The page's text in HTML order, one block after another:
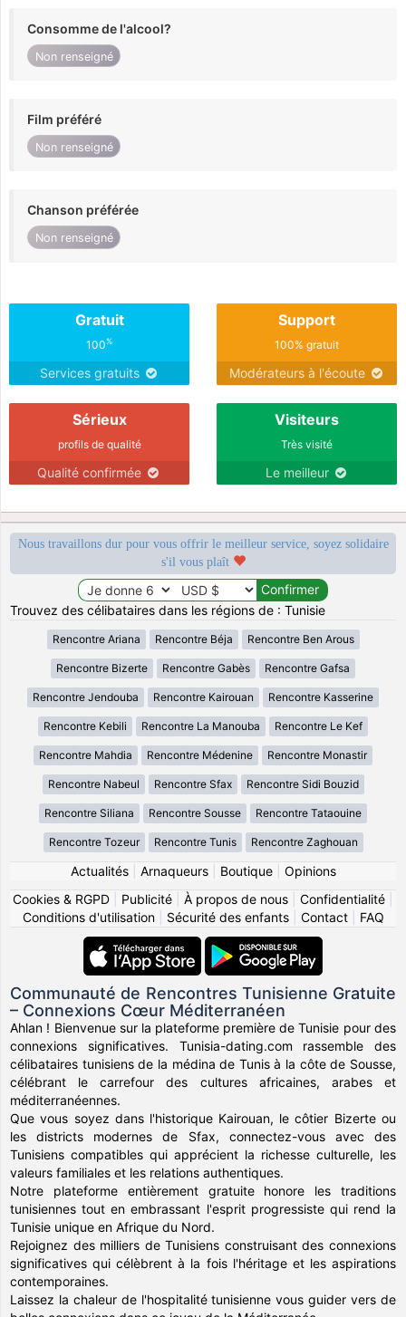
Consomme de l'alcool?
Non renseigné
Film préféré
Non renseigné
Chanson préférée
Non renseigné
Gratuit
100%
Services gratuits
Support
100% gratuit
Modérateurs à l'écoute
Sérieux
profils de qualité
Qualité confirmée
Visiteurs
Très visité
Le meilleur
Nous travaillons dur pour vous offrir le meilleur service, soyez solidaire
s'il vous plaît
Trouvez des célibataires dans les régions de : Tunisie
Rencontre Ariana Rencontre Béja Rencontre Ben Arous
Rencontre Bizerte Rencontre Gabès Rencontre Gafsa
Rencontre Jendouba Rencontre Kairouan Rencontre Kasserine
Rencontre Kebili Rencontre La Manouba Rencontre Le Kef
Rencontre Mahdia Rencontre Médenine Rencontre Monastir
Rencontre Nabeul Rencontre Sfax Rencontre Sidi Bouzid
Rencontre Siliana Rencontre Sousse Rencontre Tataouine
Rencontre Tozeur Rencontre Tunis Rencontre Zaghouan
Actualités| Arnaqueurs| Boutique| Opinions
Cookies & RGPD
Publicité À propos de nous Confidentialité
Conditions d'utilisation| Sécurité des enfants| Contact| FAQ
Communauté de Rencontres Tunisienne Gratuite
– Connexions Cœur Méditerranéen
Ahlan ! Bienvenue sur la plateforme première de Tunisie pour des
connexions significatives. Tunisia-dating.com rassemble des
célibataires tunisiens de la médina de Tunis à la côte de Sousse,
célébrant le carrefour des cultures africaines, arabes et
méditerranéennes.
Que vous soyez dans l'historique Kairouan, le côtier Bizerte ou
les districts modernes de Sfax, connectez-vous avec des
Tunisiens compatibles qui apprécient la richesse culturelle, les
valeurs familiales et les relations authentiques.
Notre plateforme entièrement gratuite honore les traditions
tunisiennes tout en embrassant l'esprit progressiste qui rend la
Tunisie unique en Afrique du Nord.
Rejoignez des milliers de Tunisiens construisant des connexions
significatives qui célèbrent à la fois l'héritage et les aspirations
contemporaines.
Laissez la chaleur de l'hospitalité tunisienne vous guider vers de